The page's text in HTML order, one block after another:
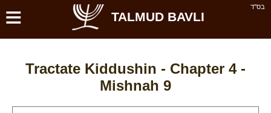
בס''ד ≡ TALMUD BAVLI
Tractate Kiddushin - Chapter 4 -
Mishnah 9